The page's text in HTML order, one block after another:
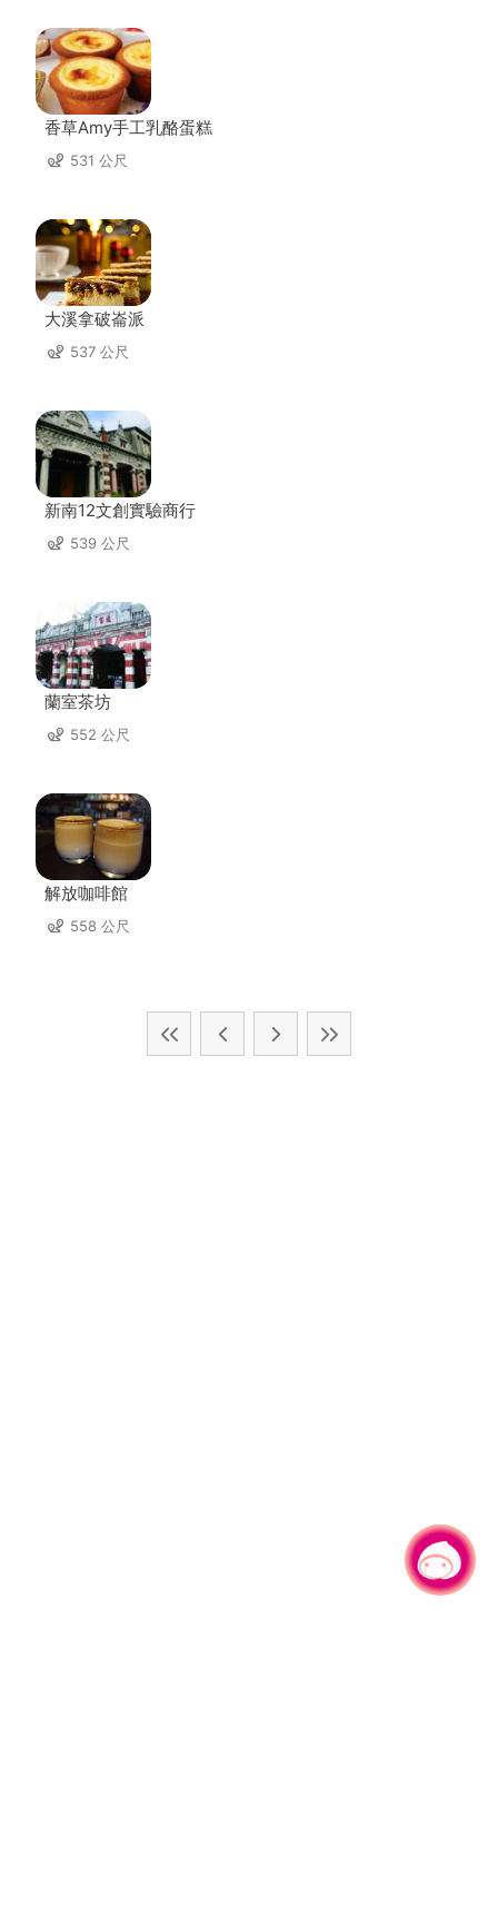
香草Amy手工乳酪蛋糕
531 公尺
大溪拿破崙派
537 公尺
新南12文創實驗商行
539 公尺
蘭室茶坊
552 公尺
解放咖啡館
558 公尺